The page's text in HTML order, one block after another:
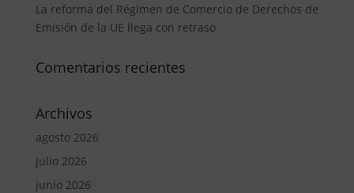
La reforma del Régimen de Comercio de Derechos de
Emisión de la UE llega con retraso
Comentarios recientes
Archivos
agosto 2026
julio 2026
junio 2026